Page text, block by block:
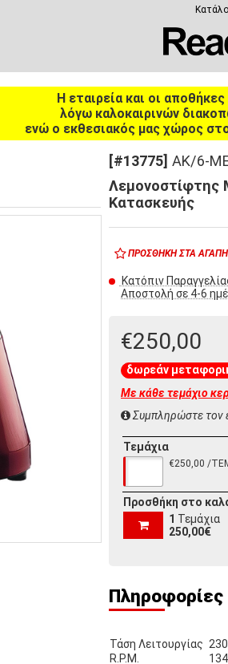
Η εταιρεία και οι
λόγω καλοκαιρινών
ενώ ο εκθεσιακός μας χώρος
[#13775] AK/6-
Λεμονοστίφτης
Κατασκευής
ΠΡΟΣΘΉΚΗ ΣΤΑ
Κατόπιν
Αποστολή σε 4-6
€250,00
δωρεάν
Με κάθε τεμάχιο
Συμπληρώστε τον
Τεμάχια
€250,00 /
Προσθήκη στο
1 Τεμάχια
250,00€
Πληροφορίες
Τάση Λειτουργίας
R.P.M.